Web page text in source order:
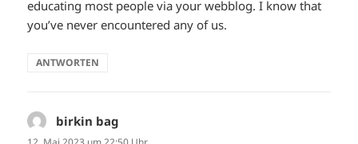
educating most people via your webblog. I know that
you’ve never encountered any of us.
ANTWORTEN
birkin bag